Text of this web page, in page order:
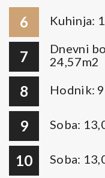
6 Kuhinja:
7
Dnevni
24,57m2
8 Hodnik:
9 Soba:
10 Soba: